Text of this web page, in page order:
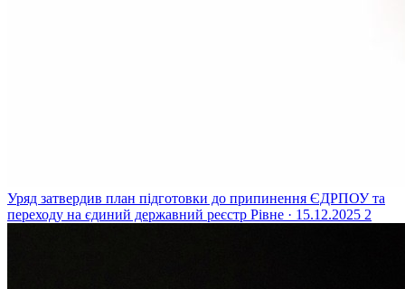
Уряд затвердив план підготовки до припинення ЄДРПОУ та
переходу на єдиний державний реєстр Рівне · 15.12.2025 2